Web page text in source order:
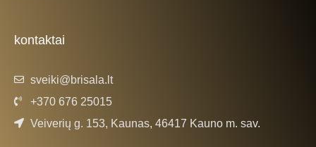
-
f
m
kontaktai
sveiki@brisala.lt
+370 676 25015
Veiverių g. 153, Kaunas, 46417 Kauno m. sav.